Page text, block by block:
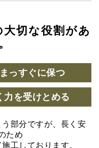
切な役割があ
っすぐに保つ
力を受けとめる
部分ですが、長く安
ため
工しております。